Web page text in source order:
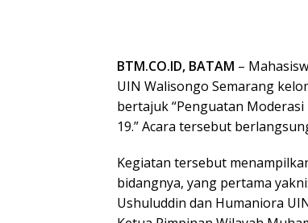
BTM.CO.ID, BATAM –
UIN Walisongo Semarang
bertajuk “Penguatan
19.” Acara tersebut
Kegiatan tersebut
bidangnya, yang pertama
Ushuluddin dan Humaniora